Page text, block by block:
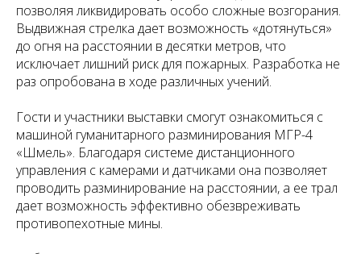
позволяя ликвидировать особо сложные возгорания.
Выдвижная стрелка дает возможность «дотянуться»
до огня на расстоянии в десятки метров, что
исключает лишний риск для пожарных. Разработка не
раз опробована в ходе различных учений.
Гости и участники выставки смогут ознакомиться с
машиной гуманитарного разминирования МГР-4
«Шмель». Благодаря системе дистанционного
управления с камерами и датчиками она позволяет
проводить разминирование на расстоянии, а ее трал
дает возможность эффективно обезвреживать
противопехотные мины.